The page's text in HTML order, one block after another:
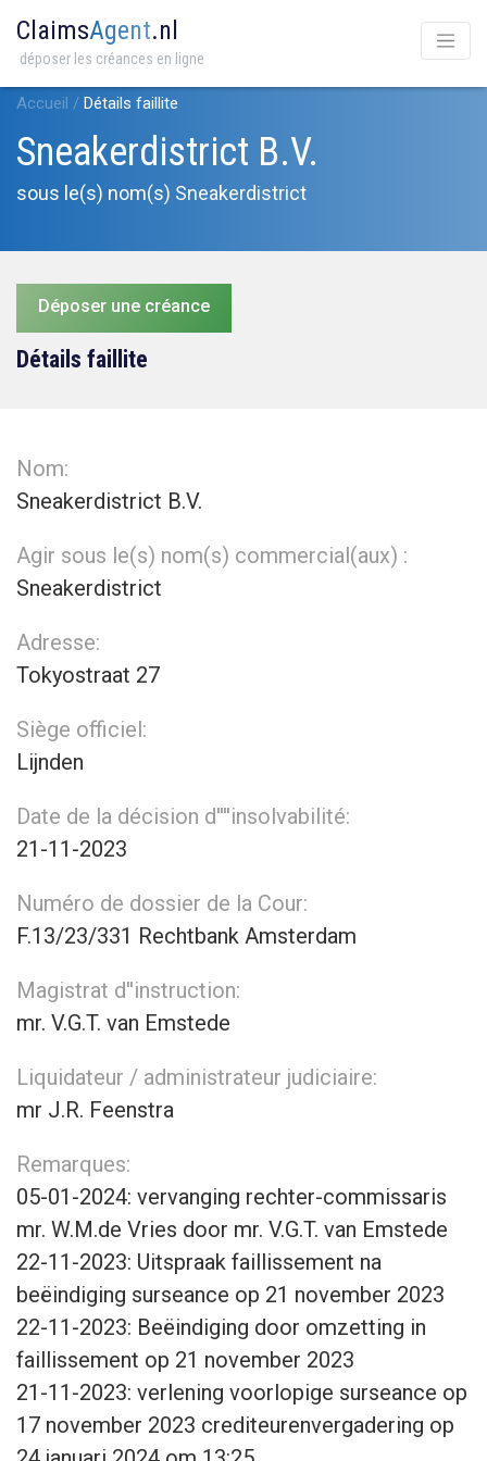
ClaimsAgent.nl
déposer les créances en ligne
Accueil / Détails faillite
Sneakerdistrict B.V.
sous le(s) nom(s) Sneakerdistrict
Déposer une créance
Détails faillite
Nom:
Sneakerdistrict B.V.
Agir sous le(s) nom(s) commercial(aux) :
Sneakerdistrict
Adresse:
Tokyostraat 27
Siège officiel:
Lijnden
Date de la décision d''''insolvabilité:
21-11-2023
Numéro de dossier de la Cour:
F.13/23/331 Rechtbank Amsterdam
Magistrat d''instruction:
mr. V.G.T. van Emstede
Liquidateur / administrateur judiciaire:
mr J.R. Feenstra
Remarques:
05-01-2024: vervanging rechter-commissaris
mr. W.M.de Vries door mr. V.G.T. van Emstede
22-11-2023: Uitspraak faillissement na
beëindiging surseance op 21 november 2023
22-11-2023: Beëindiging door omzetting in
faillissement op 21 november 2023
21-11-2023: verlening voorlopige surseance op
17 november 2023 crediteurenvergadering op